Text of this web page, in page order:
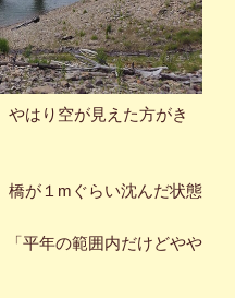
やはり空が見えた方がき
橋が１mぐらい沈んだ状態
平年の範囲内だけどやや